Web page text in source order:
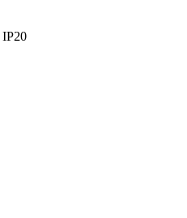
IP20